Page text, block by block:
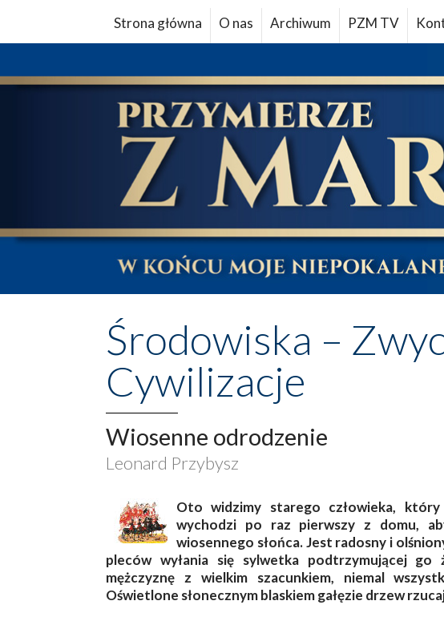
Strona główna O nas Archiwum PZM TV
Środowiska –
Cywilizacje
Wiosenne odrodzenie
Leonard Przybysz
Oto widzimy starego człowieka,
wychodzi po raz pierwszy z domu,
wiosennego słońca. Jest radosny i
pleców wyłania się sylwetka podtrzymującej
mężczyznę z wielkim szacunkiem, niemal
Oświetlone słonecznym blaskiem gałęzie drzew